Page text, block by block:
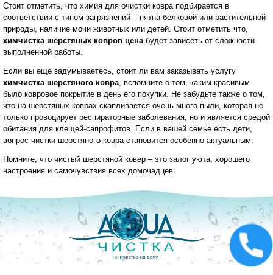
Стоит отметить, что химия для очистки ковра подбирается в
соответствии с типом загрязнений – пятна белковой или растительной
природы, наличие мочи животных или детей. Стоит отметить что,
химчистка шерстяных ковров цена будет зависеть от сложности
выполненной работы.
Если вы еще задумываетесь, стоит ли вам заказывать услугу
химчистка шерстяного ковра , вспомните о том, каким красивым
было ковровое покрытие в день его покупки. Не забудьте также о том,
что на шерстяных коврах скапливается очень много пыли, которая не
только провоцирует респираторные заболевания, но и является средой
обитания для клещей-сапрофитов. Если в вашей семье есть дети,
вопрос чистки шерстяного ковра становится особенно актуальным.
Помните, что чистый шерстяной ковер – это залог уюта, хорошего
настроения и самочувствия всех домочадцев.